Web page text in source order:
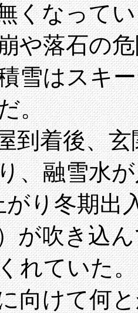
くなって
や落石の
雪はスキ
。
着後、玄
、融雪水
がり冬期出
が吹き込
れていた
向けて何